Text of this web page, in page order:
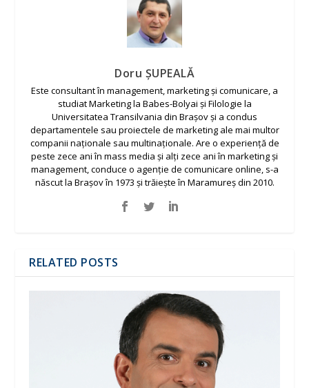
Doru ȘUPEALĂ
Este consultant în management, marketing și comunicare, a
studiat Marketing la Babes-Bolyai și Filologie la
Universitatea Transilvania din Brașov și a condus
departamentele sau proiectele de marketing ale mai multor
companii naționale sau multinaționale. Are o experiență de
peste zece ani în mass media și alți zece ani în marketing și
management, conduce o agenție de comunicare online, s-a
născut la Brașov în 1973 și trăiește în Maramureș din 2010.
RELATED POSTS